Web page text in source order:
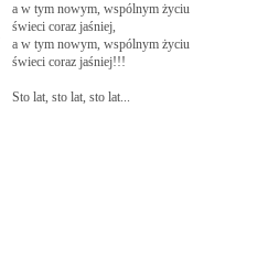
a w tym nowym, wspólnym życiu
świeci coraz jaśniej,
a w tym nowym, wspólnym życiu
świeci coraz jaśniej!!!
Sto lat, sto lat, sto lat...